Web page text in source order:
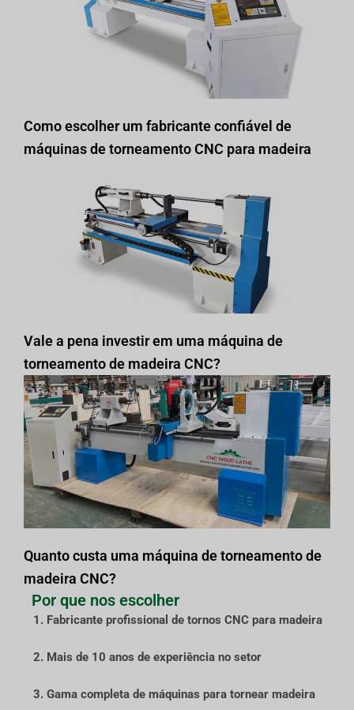
Como escolher um fabricante confiável de
máquinas de torneamento CNC para madeira
Vale a pena investir em uma máquina de
torneamento de madeira CNC?
Quanto custa uma máquina de torneamento de
madeira CNC?
Por que nos escolher
1. Fabricante profissional de tornos CNC para madeira
2. Mais de 10 anos de experiência no setor
3. Gama completa de máquinas para tornear madeira